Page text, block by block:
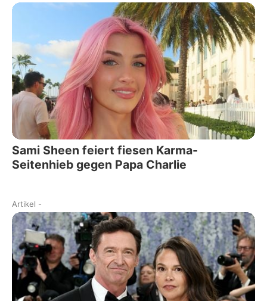
Sami Sheen feiert fiesen Karma-
Seitenhieb gegen Papa Charlie
Artikel -